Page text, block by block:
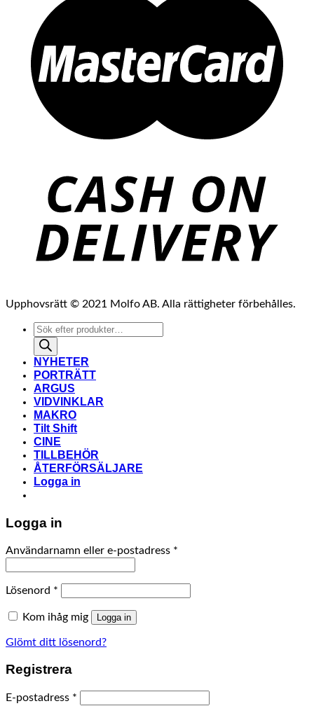
Upphovsrätt © 2021 Molfo AB. Alla rättigheter förbehålles.
Produktsökning
NYHETER
PORTRÄTT
ARGUS
VIDVINKLAR
MAKRO
Tilt Shift
CINE
TILLBEHÖR
ÅTERFÖRSÄLJARE
Logga in
Logga in
Användarnamn eller e-postadress *
Lösenord *
Kom ihåg mig Logga in
Glömt ditt lösenord?
Registrera
E-postadress *